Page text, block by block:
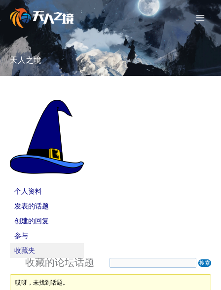
跳
至
容
天人之境
个人资料
发表的话题
创建的回复
参与
收藏夹
收藏的论坛话题
哎呀，未找到话题。